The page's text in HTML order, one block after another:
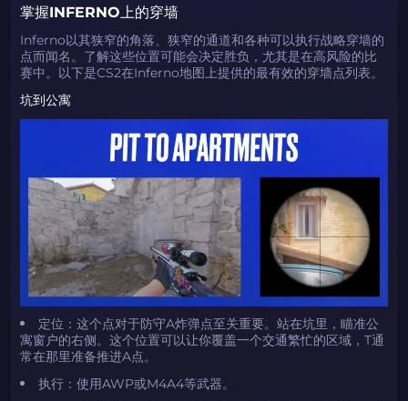
掌握INFERNO上的穿墙
Inferno以其狭窄的角落、狭窄的通道和各种可以执行战略穿墙的
点而闻名。了解这些位置可能会决定胜负，尤其是在高风险的比
赛中。以下是CS2在Inferno地图上提供的最有效的穿墙点列表。
坑到公寓
定位：这个点对于防守A炸弹点至关重要。站在坑里，瞄准公
寓窗户的右侧。这个位置可以让你覆盖一个交通繁忙的区域，T通
常在那里准备推进A点。
执行：使用AWP或M4A4等武器。